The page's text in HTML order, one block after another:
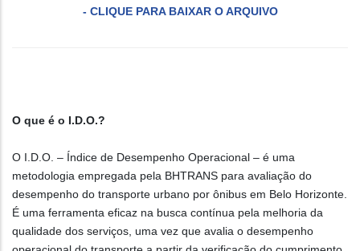
- CLIQUE PARA BAIXAR O ARQUIVO
O que é o I.D.O.?
O I.D.O. – Índice de Desempenho Operacional – é uma
metodologia empregada pela BHTRANS para avaliação do
desempenho do transporte urbano por ônibus em Belo Horizonte.
É uma ferramenta eficaz na busca contínua pela melhoria da
qualidade dos serviços, uma vez que avalia o desempenho